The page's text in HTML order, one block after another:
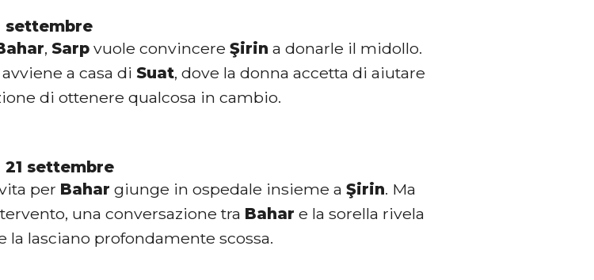
settembre
, Sarp vuole convincereŞirin a donarle il midollo.
avviene a casa di Suat, dove la donna accetta di aiutare
di ottenere qualcosa in cambio.
settembre
per Bahar giunge in ospedale insieme aŞirin. Ma
una conversazione tra Bahar e la sorella rivela
la lasciano profondamente scossa.